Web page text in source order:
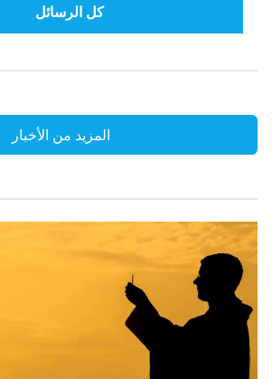
كل الرسائل
المزيد من الأخبار